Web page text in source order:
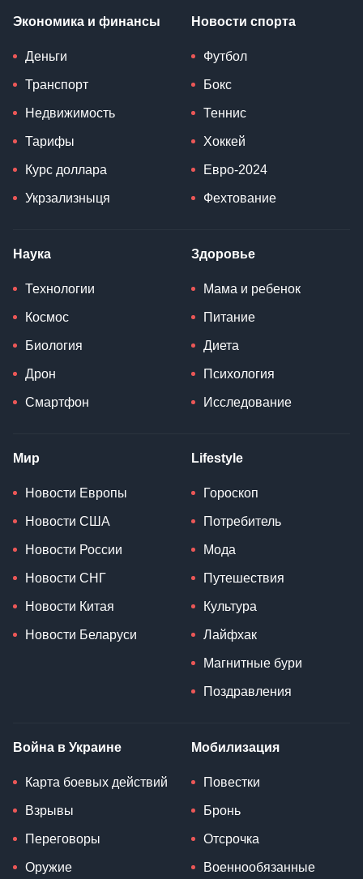
Экономика и финансы
Деньги
Транспорт
Недвижимость
Тарифы
Курс доллара
Укрзализныця
Новости спорта
Футбол
Бокс
Теннис
Хоккей
Евро-2024
Фехтование
Наука
Технологии
Космос
Биология
Дрон
Смартфон
Здоровье
Мама и ребенок
Питание
Диета
Психология
Исследование
Мир
Новости Европы
Новости США
Новости России
Новости СНГ
Новости Китая
Новости Беларуси
Lifestyle
Гороскоп
Потребитель
Мода
Путешествия
Культура
Лайфхак
Магнитные бури
Поздравления
Война в Украине
Карта боевых действий
Взрывы
Переговоры
Оружие
Мобилизация
Повестки
Бронь
Отсрочка
Военнообязанные